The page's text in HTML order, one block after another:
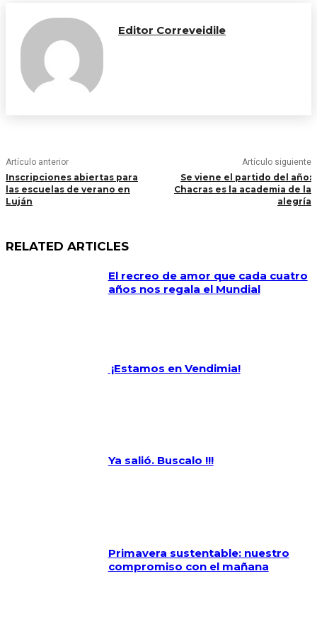
Editor Correveidile
Artículo anterior
Inscripciones abiertas para
las escuelas de verano en
Luján
Artículo siguiente
Se viene el partido del año:
Chacras es la academia de la
alegría
RELATED ARTICLES
El recreo de amor que cada cuatro
años nos regala el Mundial
¡Estamos en Vendimia!
Ya salió. Buscalo !!!
Primavera sustentable: nuestro
compromiso con el mañana